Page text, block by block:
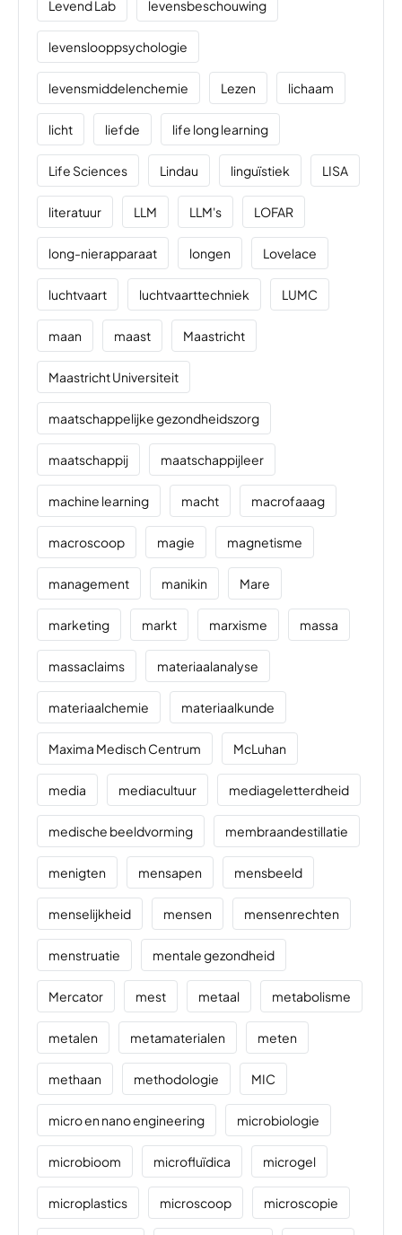
Levend Lab levensbeschouwing
levenslooppsychologie
levensmiddelenchemie Lezen lichaam
licht liefde life long learning
Life Sciences Lindau linguïstiek LISA
literatuur LLM LLM's LOFAR
long-nierapparaat longen Lovelace
luchtvaart luchtvaarttechniek LUMC
maan maast Maastricht
Maastricht Universiteit
maatschappelijke gezondheidszorg
maatschappij maatschappijleer
machine learning macht macrofaaag
macroscoop magie magnetisme
management manikin Mare
marketing markt marxisme massa
massaclaims materiaalanalyse
materiaalchemie materiaalkunde
Maxima Medisch Centrum McLuhan
media mediacultuur mediageletterdheid
medische beeldvorming membraandestillatie
menigten mensapen mensbeeld
menselijkheid mensen mensenrechten
menstruatie mentale gezondheid
Mercator mest metaal metabolisme
metalen metamaterialen meten
methaan methodologie MIC
micro en nano engineering microbiologie
microbioom microfluïdica microgel
microplastics microscoop microscopie